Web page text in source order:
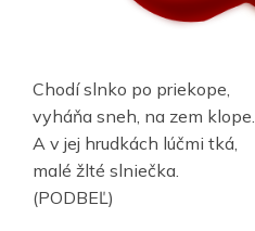
Chodí slnko po priekope,
vyháňa sneh, na zem klope.
A v jej hrudkách lúčmi tká,
malé žlté slniečka.
(PODBEĽ)